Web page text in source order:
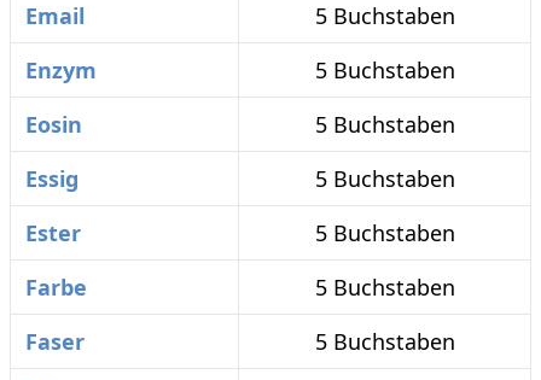
Email
5 Buchstaben
Enzym
5 Buchstaben
Eosin
5 Buchstaben
Essig
5 Buchstaben
Ester
5 Buchstaben
Farbe
5 Buchstaben
Faser
5 Buchstaben